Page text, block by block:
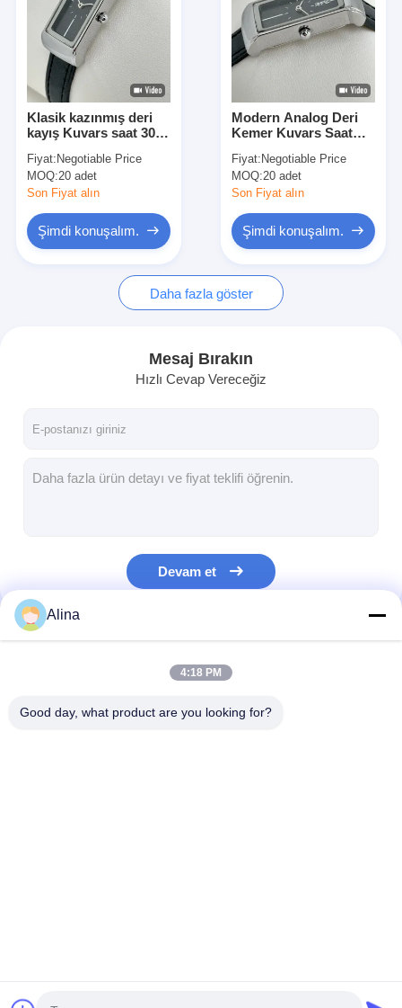
Şık Çift Saat
Çocuklar Bilek Saati
Watch yedek parçaları
Saat Kayışı Yedek Parçaları
Klasik kazınmış deri
kayış Kuvars saat 30
Fiyat:Negotiable Price
MOQ:20 adet
Son Fiyat alın
Şimdi konuşalım.
Modern Analog Deri
Kemer Kuvars Saat
Bilek Saatleri
Fiyat:Negotiable Price
MOQ:20 adet
Son Fiyat alın
Şimdi konuşalım.
Daha fazla göster
Mesaj Bırakın
Hızlı Cevap Vereceğiz
Devam et
Kategorilerimiz
Alina
4:18 PM
Good day, what product are you looking for?